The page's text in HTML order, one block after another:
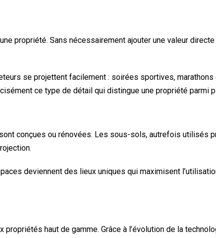
propriété. Sans nécessairement ajouter une valeur
se projettent facilement : soirées sportives,
ce type de détail qui distingue une propriété parmi
conçues ou rénovées. Les sous-sols, autrefois utilisés
deviennent des lieux uniques qui maximisent
propriétés haut de gamme. Grâce à l’évolution de la